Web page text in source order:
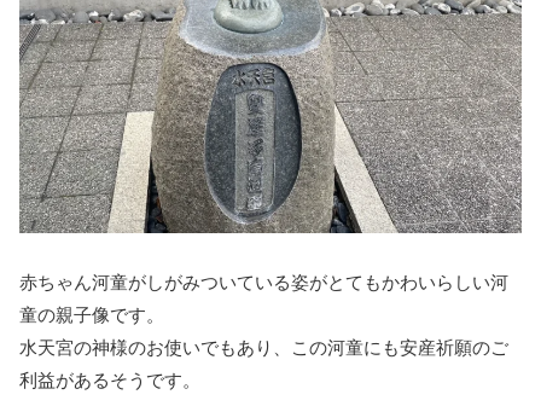
赤ちゃん河童がしがみついている姿がとてもかわいらしい河
童の親子像です。
水天宮の神様のお使いでもあり、この河童にも安産祈願のご
利益があるそうです。